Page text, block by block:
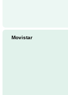
Movistar